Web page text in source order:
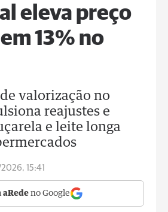
eleva preço
13% no
valorização no
reajustes e
e leite longa
15:41
aRede no Google